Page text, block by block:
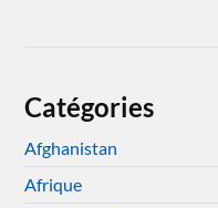
Catégories
Afghanistan
Afrique